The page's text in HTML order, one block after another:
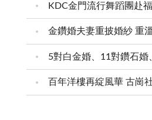
百年洋樓再綻風華 古崗